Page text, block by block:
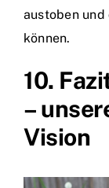
austoben
können.
10.
–
Vision